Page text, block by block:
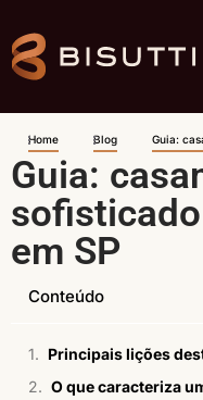
Home Blog Guia:
Guia:
em SP
Conteúdo
Principais lições